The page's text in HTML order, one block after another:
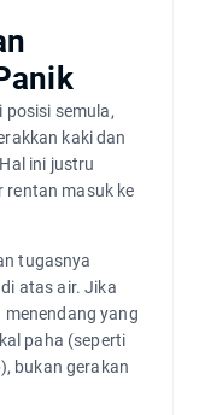
posisi semula,
kaki dan
ini justru
rentan masuk ke
tugasnya
atas air. Jika
menendang yang
paha (seperti
bukan gerakan